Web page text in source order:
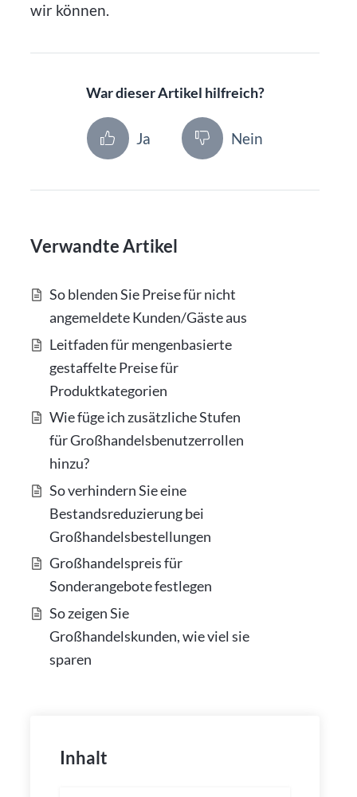
wir können.
War dieser Artikel hilfreich?
Ja Nein
Verwandte Artikel
So blenden Sie Preise für nicht
angemeldete Kunden/Gäste aus
Leitfaden für mengenbasierte
gestaffelte Preise für
Produktkategorien
Wie füge ich zusätzliche Stufen
für Großhandelsbenutzerrollen
hinzu?
So verhindern Sie eine
Bestandsreduzierung bei
Großhandelsbestellungen
Großhandelspreis für
Sonderangebote festlegen
So zeigen Sie
Großhandelskunden, wie viel sie
sparen
Inhalt